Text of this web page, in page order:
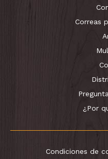
Correas
¿Por
Condiciones de